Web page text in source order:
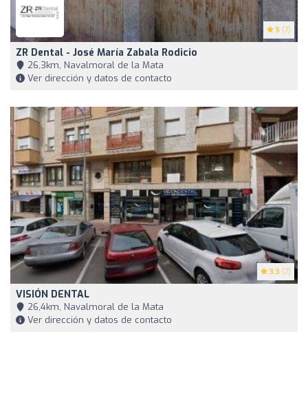
5 (7)
ZR Dental - José María Zabala Rodicio
26,3km, Navalmoral de la Mata
Ver dirección y datos de contacto
3.3 (7)
VISIÓN DENTAL
26,4km, Navalmoral de la Mata
Ver dirección y datos de contacto